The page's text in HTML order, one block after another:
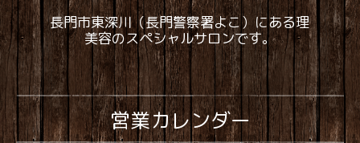
長門市東深川（長門警察署よこ）にある理
美容のスペシャルサロンです。
営業カレンダー